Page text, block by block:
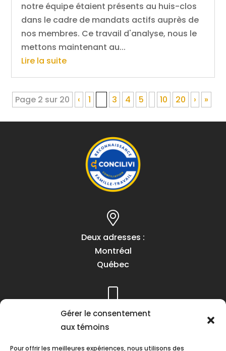
Gérer le consentement
aux témoins
Pour offrir les meilleures expériences, nous utilisons des
notre équipe étaient présents au huis-clos
dans le cadre de mandats actifs auprès de
nos membres. Ce travail d'analyse, nous le
mettons maintenant au...
Lire la suite
Page 2 sur 20 ‹ 1 3 4 5 10 20 › »
Deux adresses :
Montréal
Québec
Téléphone :
(418) 622-1001